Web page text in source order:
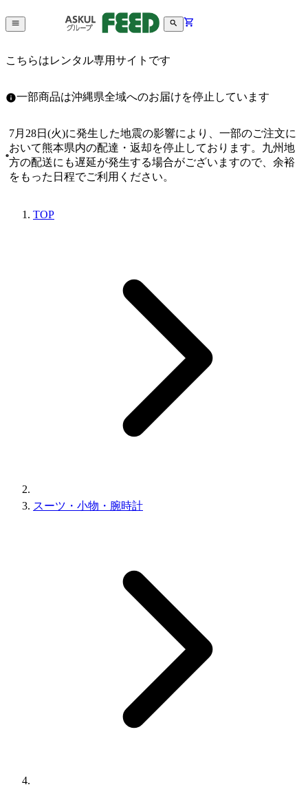
こちらはレンタル専用サイトです
一部商品は沖縄県全域へのお届けを停止しています
7月28日(火)に発生した地震の影響により、一部のご注文に
おいて熊本県内の配達・返却を停止しております。九州地
方の配送にも遅延が発生する場合がございますので、余裕
をもった日程でご利用ください。
TOP
スーツ・小物・腕時計